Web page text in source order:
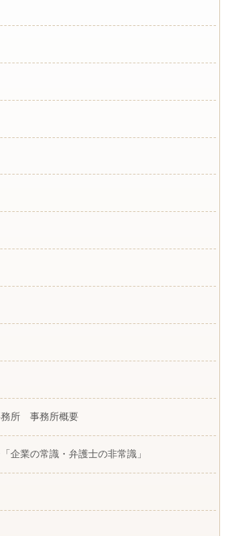
務所 事務所概要
企業の常識・弁護士の非常識」